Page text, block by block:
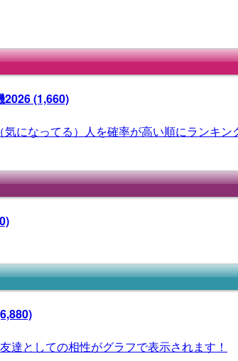
2026(1,660)
になってる）人を確率が高い順にランキン
達としての相性がグラフで表示されます！